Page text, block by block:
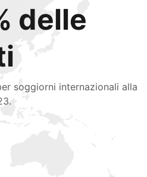
delle
soggiorni internazionali alla